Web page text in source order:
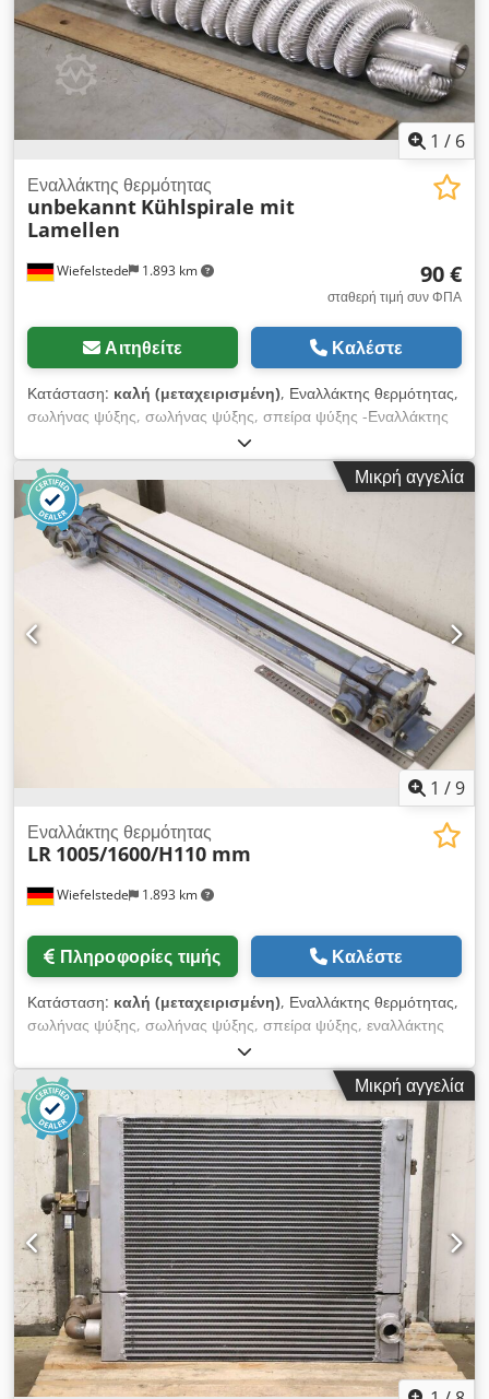
1 / 6
Wiefelstede 1.893 km
Εναλλάκτης θερμότητας
unbekannt Kühlspirale mit
Lamellen
90 €
σταθερή τιμή συν ΦΠΑ
Αιτηθείτε Καλέστε
Κατάσταση: καλή (μεταχειρισμένη), Εναλλάκτης θερμότητας,
σωλήνας ψύξης, σωλήνας ψύξης, σπείρα ψύξης -Εναλλάκτης
θερμότητας: σπείρα ψύξης με πτερύγια -Διαστάσεις: δείτε
φωτογραφίες Dcodpjikgd Hjfx Abzek -Υλικό: αλουμίνιο
-Διαστάσεις μεταφοράς: Ø65 x 365 mm -Βάρος: 0,5 kgΜικρή αγγελία
1 /9
Wiefelstede 1.893 km
Εναλλάκτης θερμότητας
LR 1005/1600/H110 mm
Πληροφορίες τιμής Καλέστε
Κατάσταση: καλή (μεταχειρισμένη), Εναλλάκτης θερμότητας,
σωλήνας ψύξης, σωλήνας ψύξης, σπείρα ψύξης, εναλλάκτης
θερμότητας με δέσμη σωλήνων, ψυγείο λαδιού Dcjdpfsyzn
Dtjx Abzjk -Εναλλάκτης θερμότητας: ψυγείο λαδιού,
εναλλάκτης θερμότητας με δέσμη σωλήνων -Συνδέσεις/
διαστάσεις: δείτε φωτογραφίες -Διαστάσεις: 1005/1600/Υ110
mm -Βάρος: 13,5 kg
Μικρή αγγελία